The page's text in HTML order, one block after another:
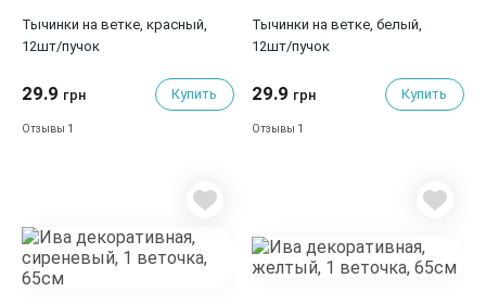
Тычинки на ветке, красный,
12шт/пучок
29.9 грн Купить
Отзывы 1
Тычинки на ветке, белый,
12шт/пучок
29.9 грн Купить
Отзывы 1